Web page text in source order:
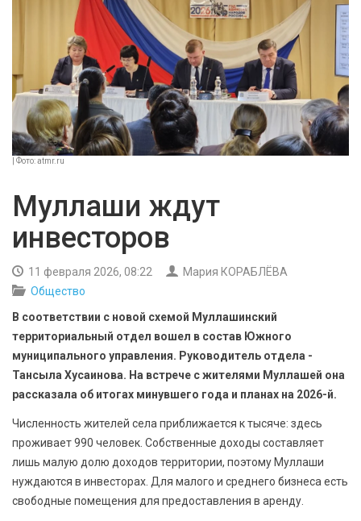
АРХИВ PDF
| Фото: atmr.ru
Муллаши ждут
инвесторов
11 февраля 2026, 08:22
Мария КОРАБЛЁВА
Общество
В соответствии с новой схемой Муллашинский
территориальный отдел вошел в состав Южного
муниципального управления. Руководитель отдела -
Тансыла Хусаинова. На встрече с жителями Муллашей она
рассказала об итогах минувшего года и планах на 2026-й.
Численность жителей села приближается к тысяче: здесь
проживает 990 человек. Собственные доходы составляет
лишь малую долю доходов территории, поэтому Муллаши
нуждаются в инвесторах. Для малого и среднего бизнеса есть
свободные помещения для предоставления в аренду.